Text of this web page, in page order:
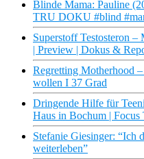
Blinde Mama: Pauline
TRU DOKU #blind
Superstoff Testosteron
| Preview | Dokus &
Regretting Motherhood
wollen I 37 Grad
Dringende Hilfe für
Haus in Bochum | Focus
Stefanie Giesinger: “Ich
weiterleben”